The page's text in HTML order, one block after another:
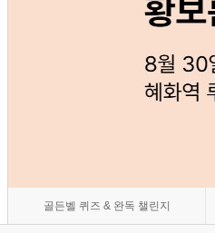
골든벨 퀴즈 & 완독 챌린지